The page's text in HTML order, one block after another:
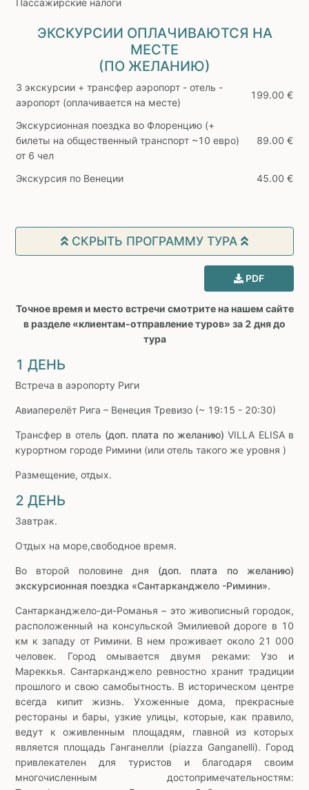
Пассажирские налоги
ЭКСКУРСИИ ОПЛАЧИВАЮТСЯ НА
МЕСТЕ
(ПО ЖЕЛАНИЮ)
3 экскурсии + трансфер аэропорт - отель -
аэропорт (оплачивается на месте)
199.00 €
Экскурсионная поездка во Флоренцию (+
билеты на общественный транспорт ~10 евро)
от 6 чел
89.00 €
Экскурсия по Венеции 45.00 €
СКРЫТЬ ПРОГРАММУ ТУРА
PDF
Точное время и место встречи смотрите на нашем сайте
в разделе «клиентам-отправление туров» за 2 дня до
тура
1 ДЕНЬ
Встреча в аэропорту Риги
Авиаперелёт Рига – Венеция Тревизо (~ 19:15 - 20:30)
Трансфер в отель (доп. плата по желанию)VILLA ELISA в
курортном городе Римини (или отель такого же уровня )
Размещение, отдых.
2 ДЕНЬ
Завтрак.
Отдых на море,свободное время.
Во второй половине дня (доп. плата по желанию)
экскурсионная поездка «Сантарканджело -Римини».
Сантарканджело-ди-Романья – это живописный городок,
расположенный на консульской Эмилиевой дороге в 10
км к западу от Римини. В нем проживает около 21 000
человек. Город омывается двумя реками: Узо и
Мареккья. Сантарканджело ревностно хранит традиции
прошлого и свою самобытность. В историческом центре
всегда кипит жизнь. Ухоженные дома, прекрасные
рестораны и бары, узкие улицы, которые, как правило,
ведут к оживленным площадям, главной из которых
является площадь Ганганелли (piazza Ganganelli). Город
привлекателен для туристов и благодаря своим
многочисленным достопримечательностям: